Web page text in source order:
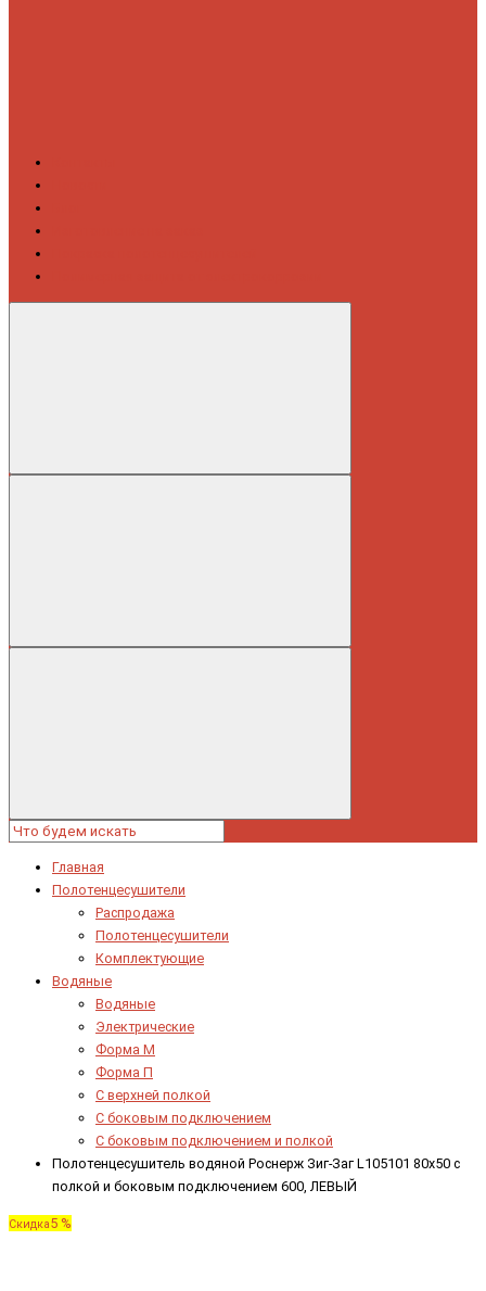
Главная
Полотенцесушители
Распродажа
Полотенцесушители
Комплектующие
Водяные
Водяные
Электрические
Форма М
Форма П
C верхней полкой
C боковым подключением
C боковым подключением и полкой
Полотенцесушитель водяной Роснерж Зиг-Заг L105101 80x50 с
полкой и боковым подключением 600, ЛЕВЫЙ
Скидка5 %